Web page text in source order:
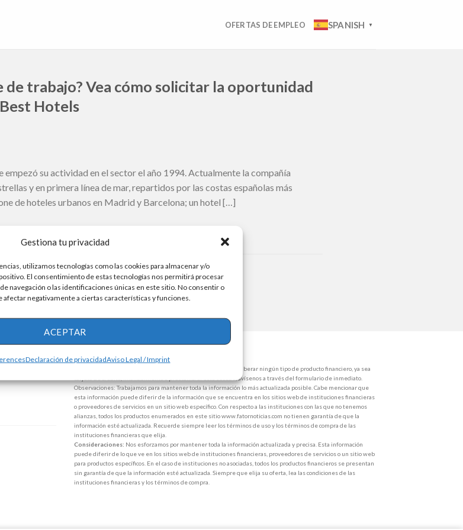
Gestiona tu privacidad
utilizamos tecnologías como las cookies para almacenar y/o
El consentimiento de estas tecnologías nos permitirá procesar
navegación o las identificaciones únicas en este sitio. No consentir o
negativamente a ciertas características y funciones.
ACEPTAR
Declaración de privacidadAviso Legal / Imprint
OFERTAS DE EMPLEO SPANISH ▼
de trabajo? Vea cómo solicitar la oportunidad
Hotels
empezó su actividad en el sector el año 1994. Actualmente la compañía
y en primera línea de mar, repartidos por las costas españolas más
de hoteles urbanos en Madrid y Barcelona; un hotel […]
Disclaimer
No solicitamos ninguna cantidad de dinero para liberar ningún tipo de producto financiero, ya sea
tarjeta de crédito, financiamiento o préstamo. Si esto sucede, avísenos a través del formulario de inmediato.
Observaciones: Trabajamos para mantener toda la información lo más actualizada posible. Cabe mencionar que
esta información puede diferir de la información que se encuentra en los sitios web de instituciones financieras
o proveedores de servicios en un sitio web específico. Con respecto a las instituciones con las que no tenemos
alianzas, todos los productos enumerados en este sitio www.fatornoticias.com no tienen garantía de que la
información esté actualizada. Recuerde siempre leer los términos de uso y los términos de compra de las
instituciones financieras que elija.
Consideraciones: Nos esforzamos por mantener toda la información actualizada y precisa. Esta información
puede diferir de lo que ve en los sitios web de instituciones financieras, proveedores de servicios o un sitio web
para productos específicos. En el caso de instituciones no asociadas, todos los productos financieros se presentan
sin garantía de que la información esté actualizada. Siempre que elija su oferta, lea las condiciones de las
instituciones financieras y los términos de compra.